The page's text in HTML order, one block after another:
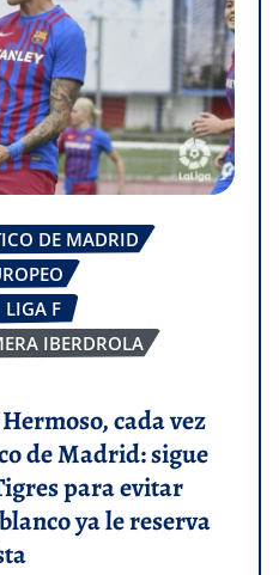
DE MADRID
LIGA F
IBERDROLA
cada vez
de Madrid: sigue
para evitar
ya le reserva